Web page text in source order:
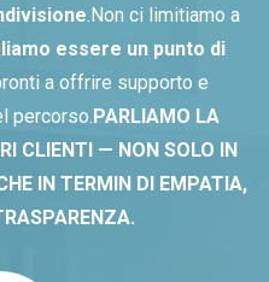
.Non ci limitiamo a
essere un punto di
a offrire supporto e
percorso.PARLIAMO LA
CLIENTI — NON SOLO IN
IN TERMIN DI EMPATIA,